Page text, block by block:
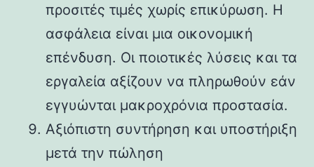
προσιτές τιμές χωρίς επικύρωση. Η
ασφάλεια είναι μια οικονομική
επένδυση. Οι ποιοτικές λύσεις και τα
εργαλεία αξίζουν να πληρωθούν εάν
εγγυώνται μακροχρόνια προστασία.
Αξιόπιστη συντήρηση και υποστήριξη
μετά την πώληση